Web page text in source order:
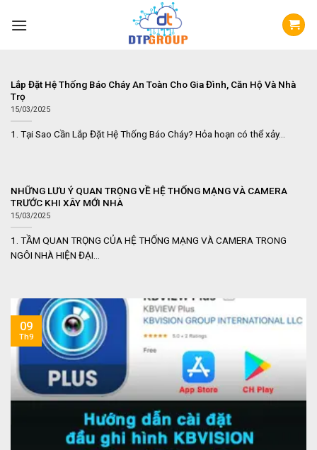
Lắp Đặt Hệ Thống Báo Cháy An Toàn Cho Gia Đình, Căn Hộ Và Nhà
Trọ
15/03/2025
1. Tại Sao Cần Lắp Đặt Hệ Thống Báo Cháy? Hỏa hoạn có thể xảy...
NHỮNG LƯU Ý QUAN TRỌNG VỀ HỆ THỐNG MẠNG VÀ CAMERA
TRƯỚC KHI XÂY MỚI NHÀ
15/03/2025
1. TẦM QUAN TRỌNG CỦA HỆ THỐNG MẠNG VÀ CAMERA TRONG
NGÔI NHÀ HIỆN ĐẠI...
09
Th9